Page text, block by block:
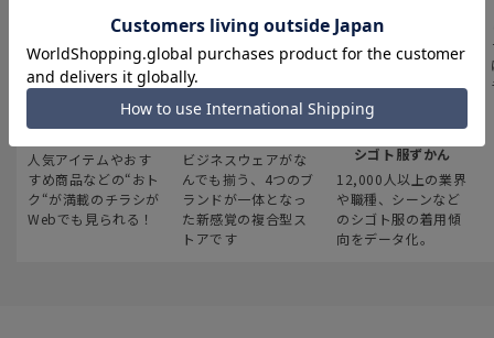
最新のお買い得情報
人気アイテムやおす
すめ商品などの“おト
ク“が満載のチラシが
Webでも見られる！
スーツスクエア
ビジネスウェアがな
んでも揃う、4つのブ
ランドが一体となっ
た新感覚の複合型ス
トアです
みんなの
シゴト服ずかん
12,000人以上の業界
や職種、シーンなど
のシゴト服の着用傾
向をデータ化。